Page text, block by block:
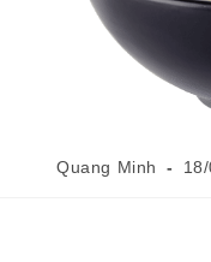
Quang Minh